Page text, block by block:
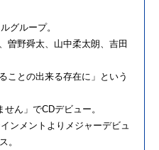
グループ。
曽野舜太、山中柔太朗、吉田
ことの出来る存在に」という
ん」でCDデビュー。
ンメントよりメジャーデビュ
。